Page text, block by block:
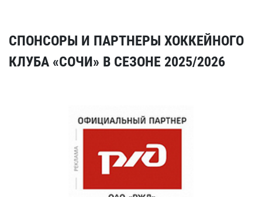
СПОНСОРЫ И ПАРТНЕРЫ ХОККЕЙНОГО
КЛУБА «СОЧИ» В СЕЗОНЕ 2025/2026